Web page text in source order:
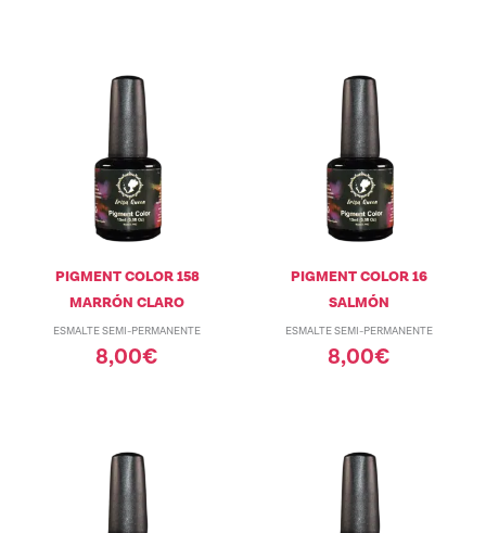
PIGMENT COLOR 158
MARRÓN CLARO
ESMALTE SEMI-PERMANENTE
8,00€
PIGMENT COLOR 16
SALMÓN
ESMALTE SEMI-PERMANENTE
8,00€